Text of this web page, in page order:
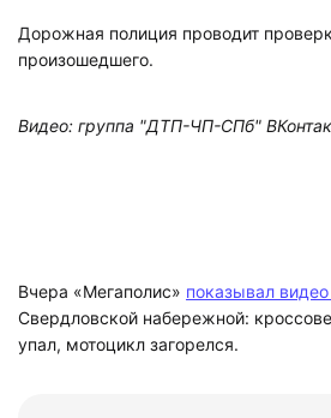
Дорожная полиция проводит
произошедшего.
Видео: группа "ДТП-ЧП-СПб"
Вчера «Мегаполис» показывал
Свердловской набережной:
упал, мотоцикл загорелся.